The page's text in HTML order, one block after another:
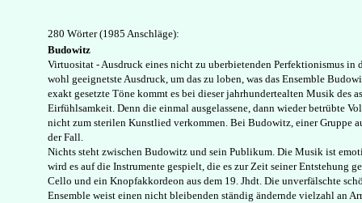
280 Wörter (1985 Anschläge):
Budowitz
Virtuositat - Ausdruck eines nicht zu uberbietenden Perfektionismus in
wohl geeignetste Ausdruck, um das zu loben, was das Ensemble
exakt gesetzte Töne kommt es bei dieser jahrhundertealten Musik des
Eirfühlsamkeit. Denn die einmal ausgelassene, dann wieder betrübte
nicht zum sterilen Kunstlied verkommen. Bei Budowitz, einer Gruppe
der Fall.
Nichts steht zwischen Budowitz und sein Publikum. Die Musik ist
wird es auf die Instrumente gespielt, die es zur Zeit seiner Entstehung
Cello und ein Knopfakkordeon aus dem 19. Jhdt. Die unverfälschte
Ensemble weist einen nicht bleibenden ständig ändernde vielzahl an